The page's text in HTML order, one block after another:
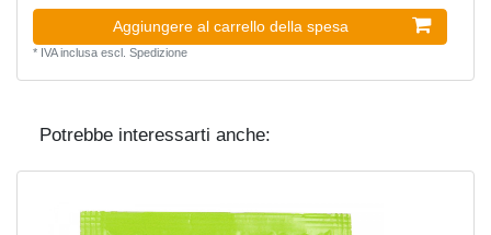
Aggiungere al carrello della spesa
* IVA inclusaescl. Spedizione
Potrebbe interessarti anche: